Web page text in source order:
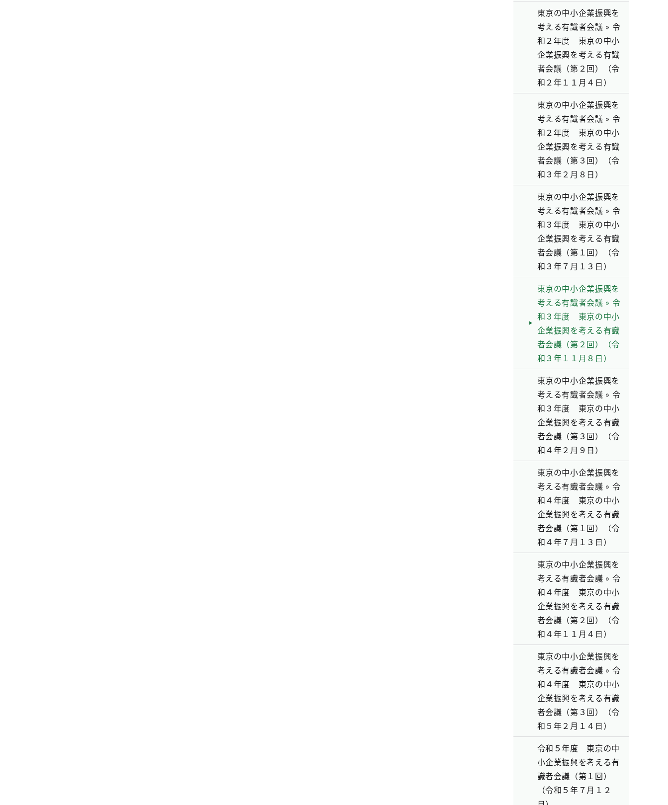
東京の中小企業振興を
考える有識者会議 » 令
和２年度 東京の中小
企業振興を考える有識
者会議（第２回）（令
和２年１１月４日）
東京の中小企業振興を
考える有識者会議 » 令
和２年度 東京の中小
企業振興を考える有識
者会議（第３回）（令
和３年２月８日）
東京の中小企業振興を
考える有識者会議 » 令
和３年度 東京の中小
企業振興を考える有識
者会議（第１回）（令
和３年７月１３日）
東京の中小企業振興を
考える有識者会議 » 令
和３年度 東京の中小
企業振興を考える有識
者会議（第２回）（令
和３年１１月８日）
東京の中小企業振興を
考える有識者会議 » 令
和３年度 東京の中小
企業振興を考える有識
者会議（第３回）（令
和４年２月９日）
東京の中小企業振興を
考える有識者会議 » 令
和４年度 東京の中小
企業振興を考える有識
者会議（第１回）（令
和４年７月１３日）
東京の中小企業振興を
考える有識者会議 » 令
和４年度 東京の中小
企業振興を考える有識
者会議（第２回）（令
和４年１１月４日）
東京の中小企業振興を
考える有識者会議 » 令
和４年度 東京の中小
企業振興を考える有識
者会議（第３回）（令
和５年２月１４日）
令和５年度 東京の中
小企業振興を考える有
識者会議（第１回）
（令和５年７月１２